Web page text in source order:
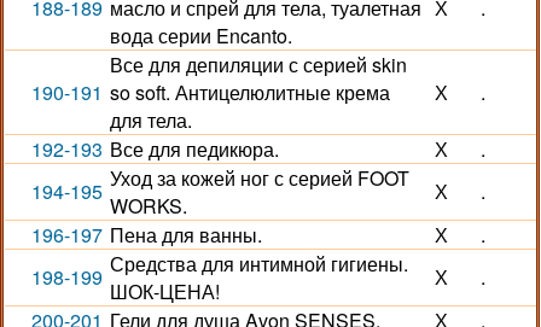
188-189 масло и спрей для тела, туалетная
вода серии Encanto.
Х .
190-191
Все для депиляции с серией skin
so soft. Антицелюлитные крема
для тела.
Х .
192-193 Все для педикюра. Х
.
194-195 Уход за кожей ног с серией FOOT
WORKS.
Х
.
196-197 Пена для ванны. Х
.
198-199 Средства для интимной гигиены.
ШОК-ЦЕНА!
Х
.
200-201 Гели для душа Avon SENSES. Х
.